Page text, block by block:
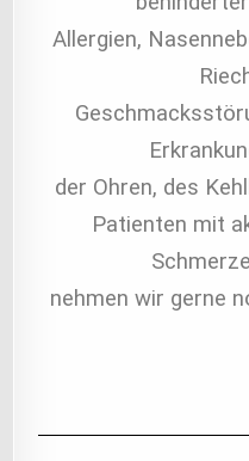
Allergien,
der Ohren, des
Patienten mit
nehmen wir gerne